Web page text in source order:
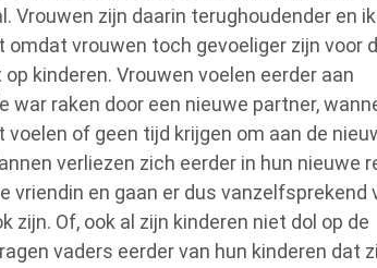
Vrouwen zijn daarin terughoudender en
omdat vrouwen toch gevoeliger zijn voor
kinderen. Vrouwen voelen eerder aan
war raken door een nieuwe partner,
voelen of geen tijd krijgen om aan de
verliezen zich eerder in hun nieuwe
vriendin en gaan er dus vanzelfsprekend
zijn. Of, ook al zijn kinderen niet dol op de
vaders eerder van hun kinderen dat